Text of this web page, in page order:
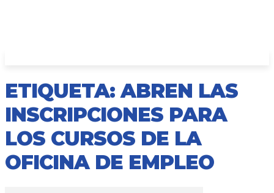
ETIQUETA: ABREN LAS
INSCRIPCIONES PARA
LOS CURSOS DE LA
OFICINA DE EMPLEO